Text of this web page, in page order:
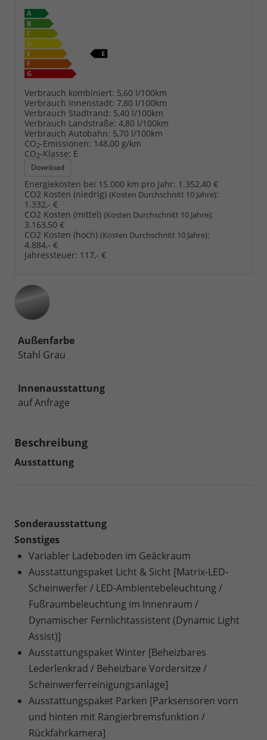
Verbrauch kombiniert: 5,60 l/100km
Verbrauch Innenstadt: 7,80 l/100km
Verbrauch Stadtrand: 5,40 l/100km
Verbrauch Landstraße: 4,80 l/100km
Verbrauch Autobahn: 5,70 l/100km
CO2-Emissionen: 148,00 g/km
CO2-Klasse: E
Download
Energiekosten bei 15.000 km pro Jahr: 1.352,40 €
CO2 Kosten (niedrig) (Kosten Durchschnitt 10 Jahre):
1.332,- €
CO2 Kosten (mittel) (Kosten Durchschnitt 10 Jahre):
3.163,50 €
CO2 Kosten (hoch) (Kosten Durchschnitt 10 Jahre):
4.884,- €
Jahressteuer: 117,- €
Außenfarbe
Stahl Grau
Innenausstattung
auf Anfrage
Beschreibung
Ausstattung
Sonderausstattung
Sonstiges
Variabler Ladeboden im Geäckraum
Ausstattungspaket Licht & Sicht [Matrix-LED-
Scheinwerfer / LED-Ambientebeleuchtung /
Fußraumbeleuchtung im Innenraum /
Dynamischer Fernlichtassistent (Dynamic Light
Assist)]
Ausstattungspaket Winter [Beheizbares
Lederlenkrad / Beheizbare Vordersitze /
Scheinwerferreinigungsanlage]
Ausstattungspaket Parken [Parksensoren vorn
und hinten mit Rangierbremsfunktion /
Rückfahrkamera]